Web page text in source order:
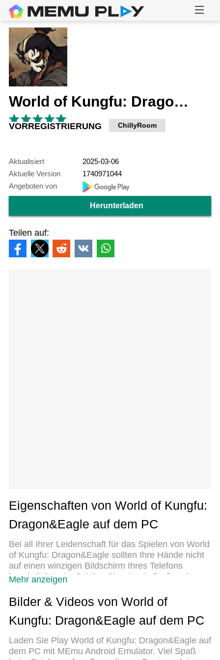
World of Kungfu: Dragon&Eagle
VORREGISTRIERUNG ChillyRoom
Aktualisiert
2025-03-06
Aktuelle Version
1740971044
Angeboten von
Herunterladen
Teilen auf:
Eigenschaften von World of Kungfu:
Dragon&Eagle auf dem PC
Bei all Ihrer Leidenschaft für das Spielen von World
of Kungfu: Dragon&Eagle sollten Ihre Hände nicht
auf einen winzigen Bildschirm Ihres Telefons
beschränkt sein. Spielen Sie wie ein Profi und
übernehmen Sie die volle Kontrolle über Ihr Spiel
mit Tastatur und Maus. MEmu bietet Ihnen all die
Dinge, die Sie erwarten. Laden Sie World of
Kungfu: Dragon&Eagle herunter und spielen Sie es
ohne Grenzwerte für Akku, mobile Daten und
störende Anrufe. Das brandneue MEmu 9 ist die
Mehr anzeigen
Bilder & Videos von World of
Kungfu: Dragon&Eagle auf dem PC
Laden Sie Play World of Kungfu: Dragon&Eagle auf
dem PC mit MEmu Android Emulator. Viel Spaß